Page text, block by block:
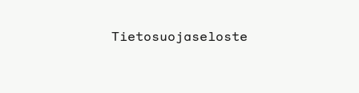
Tietosuojaseloste